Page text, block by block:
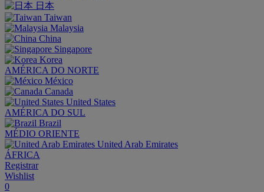
日本
Taiwan
Malaysia
China
Singapore
Korea
AMÉRICA DO NORTE
México
Canada
United States
AMÉRICA DO SUL
Brazil
MÉDIO ORIENTE
United Arab Emirates
ÁFRICA
Registrar
Wishlist
0